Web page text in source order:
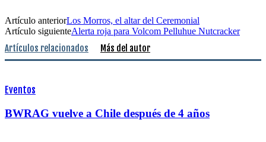
Artículo anteriorLos Morros, el altar del Ceremonial
Artículo siguienteAlerta roja para Volcom Pelluhue Nutcracker
Artículos relacionados Más del autor
Eventos
BWRAG vuelve a Chile después de 4 años